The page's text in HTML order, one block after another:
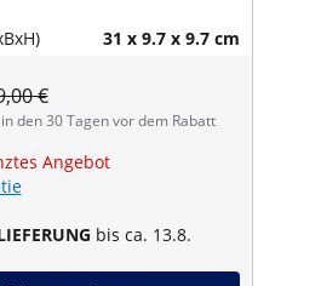
31 x 9.7 x 9.7 cm
€
den 30 Tagen vor dem Rabatt
Angebot
bis ca. 13.8.